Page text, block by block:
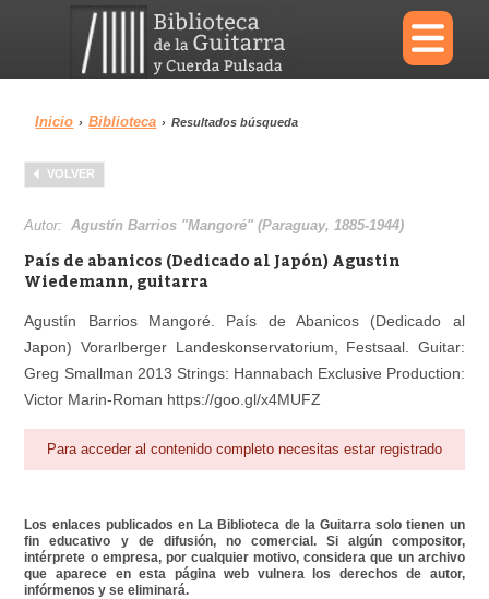
×
Menu
Biblioteca Diccionario
Reproductor
Inicio › Biblioteca › Resultados búsqueda
VOLVER
Autor:Agustín Barrios "Mangoré" (Paraguay, 1885-1944)
País de abanicos (Dedicado al Japón) Agustin
Wiedemann, guitarra
Agustín Barrios Mangoré. País de Abanicos (Dedicado al
Japon) Vorarlberger Landeskonservatorium, Festsaal. Guitar:
Greg Smallman 2013 Strings: Hannabach Exclusive Production:
Victor Marin-Roman https://goo.gl/x4MUFZ
Para acceder al contenido completo necesitas estar registrado
Los enlaces publicados en La Biblioteca de la Guitarra solo tienen un
fin educativo y de difusión, no comercial. Si algún compositor,
intérprete o empresa, por cualquier motivo, considera que un archivo
que aparece en esta página web vulnera los derechos de autor,
infórmenos y se eliminará.